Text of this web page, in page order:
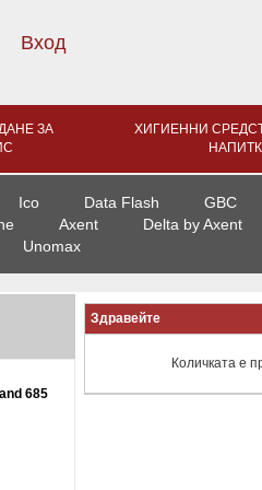
Вход
ЗА
ХИГИЕННИ
Ico Data Flash GBC
Axent Delta by Axent
Unomax
685
Здравейте
Количката е